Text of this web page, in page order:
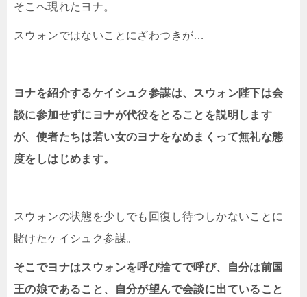
そこへ現れたヨナ。
スウォンではないことにざわつきが…
ヨナを紹介するケイシュク参謀は、スウォン陛下は会
談に参加せずにヨナが代役をとることを説明します
が、使者たちは若い女のヨナをなめまくって無礼な態
度をしはじめます。
スウォンの状態を少しでも回復し待つしかないことに
賭けたケイシュク参謀。
そこでヨナはスウォンを呼び捨てで呼び、自分は前国
王の娘であること、自分が望んで会談に出ていること